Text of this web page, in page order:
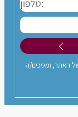
האתר, ומסכים/ה